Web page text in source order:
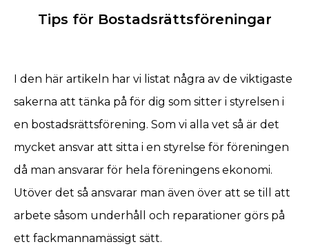
Tips för Bostadsrättsföreningar
I den här artikeln har vi listat några av de viktigaste
sakerna att tänka på för dig som sitter i styrelsen i
en bostadsrättsförening. Som vi alla vet så är det
mycket ansvar att sitta i en styrelse för föreningen
då man ansvarar för hela föreningens ekonomi.
Utöver det så ansvarar man även över att se till att
arbete såsom underhåll och reparationer görs på
ett fackmannamässigt sätt.